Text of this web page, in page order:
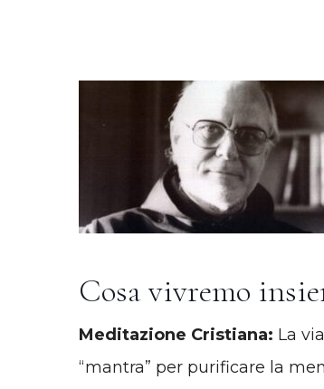
Cosa vivremo
Meditazione Cristiana: La
“mantra” per purificare la